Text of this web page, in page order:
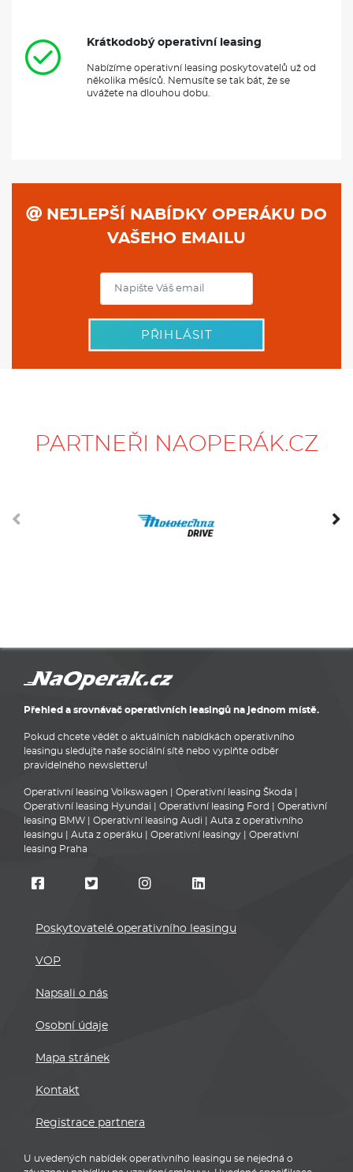
Krátkodobý operativní leasing
Nabízíme operativní leasing poskytovatelů už od
několika měsíců. Nemusíte se tak bát, že se
uvážete na dlouhou dobu.
NEJLEPŠÍ NABÍDKY OPERÁKU DO
VAŠEHO EMAILU
PŘIHLÁSIT
PARTNEŘI NAOPERÁK.CZ
Přehled a srovnávač operativních leasingů na jednom místě.
Pokud chcete vědět o aktuálních nabídkách operativního
leasingu sledujte naše sociální sítě nebo vyplňte odběr
pravidelného newsletteru!
Operativní leasing Volkswagen Operativní leasing Škoda
Operativní leasing Hyundai
Operativní leasing Ford
Operativní
leasing BMW
Operativní leasing Audi
Auta z operativního
leasingu
Auta z operáku Operativní leasingy
Operativní
leasing Praha
Poskytovatelé operativního leasingu
VOP
Napsali o nás
Osobní údaje
Mapa stránek
Kontakt
Registrace partnera
U uvedených nabídek operativního leasingu se nejedná o